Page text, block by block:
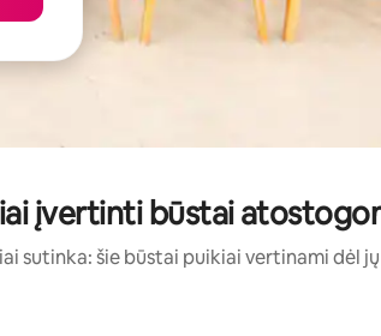
įvertinti būstai
sutinka: šie būstai puikiai vertinami dėl